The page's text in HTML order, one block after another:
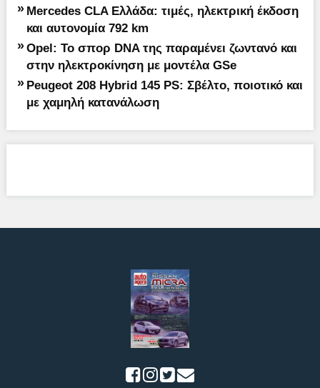
» Mercedes CLA Ελλάδα: τιμές, ηλεκτρική έκδοση
και αυτονομία 792 km
» Opel: Το σπορ DNA της παραμένει ζωντανό και
στην ηλεκτροκίνηση με μοντέλα GSe
» Peugeot 208 Hybrid 145 PS: Σβέλτο, ποιοτικό και
με χαμηλή κατανάλωση